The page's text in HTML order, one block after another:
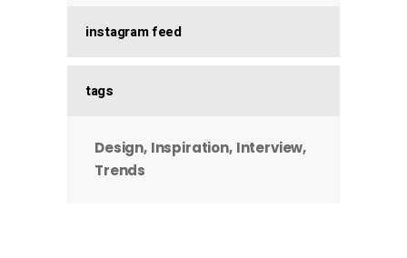
instagram feed
tags
Design Inspiration Interview
Trends